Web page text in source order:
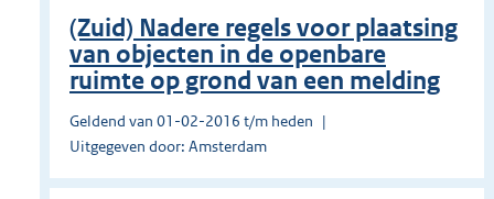
(Zuid) Nadere regels voor plaatsing
van objecten in de openbare
ruimte op grond van een melding
Geldend van 01-02-2016 t/m heden
Uitgegeven door: Amsterdam